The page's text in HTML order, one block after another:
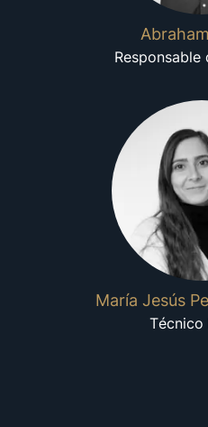
Responsable
María Jesús
Técnico